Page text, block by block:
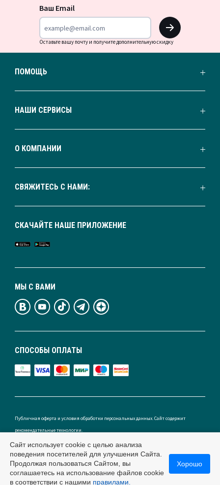
Ваш Email
OK
Оставьте вашу почту и получите дополнительную скидку
ПОМОЩЬ
НАШИ СЕРВИСЫ
О КОМПАНИИ
СВЯЖИТЕСЬ С НАМИ:
СПОСОБЫ ОПЛАТЫ
МЫ С ВАМИ
СКАЧАЙТЕ НАШЕ ПРИЛОЖЕНИЕ
Публичная оферта и условия обработки персональных данных. Сайт содержит
рекомендательные технологии.
Россия
Сайт использует cookie с целью анализа
поведения посетителей для улучшения Сайта.
Продолжая пользоваться Сайтом, вы
соглашаетесь на использование файлов cookie
в соответствии с нашими правилами.
Хорошо